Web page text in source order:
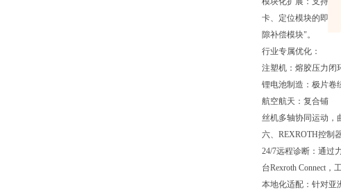
卡、定位模块的即插
隙补偿模块"。
行业专属优化：
注塑机：熔胶压力闭
锂电池制造：极片卷
航空航天：复合铺
丝机多轴协同运动，
六、REXROTH控制
24/7远程诊断：通过
台Rexroth Connect
本地化适配：针对亚